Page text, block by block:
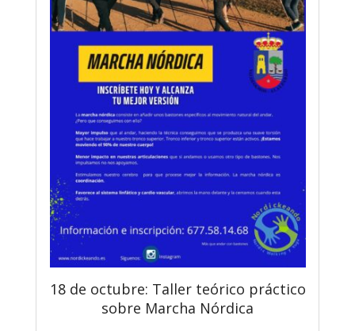
18 de octubre: Taller teórico práctico
sobre Marcha Nórdica